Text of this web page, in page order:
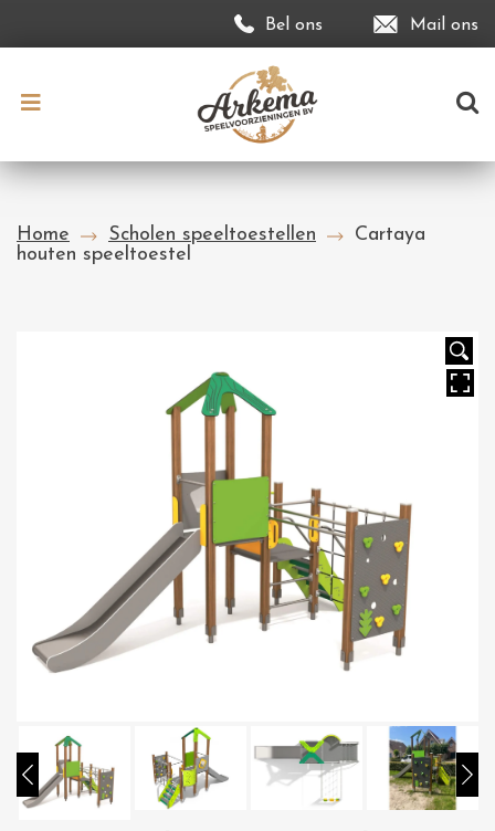
Bel ons Mail ons
Home Scholen speeltoestellen
Cartaya
houten speeltoestel